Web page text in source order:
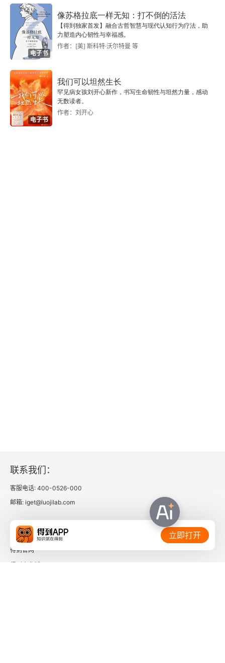
最喜欢脆皮
多比不爱吃东西
梦境仓库
Part 3 我和她
Part 4 世界尽头的风景
一生里的某一刻
房间
也说说旅行
主人。3. 真正的幸福并非一段延续的状态，而是若
干闪亮而轻盈的瞬间。它灿烂，宁静，出其不意，
无法复制并且转瞬即逝。幸福就是那么几个瞬间，
家人给留了一盏灯和一句饭在锅里。那个推开家门
感到被等待的瞬间，就是幸福。它不会持续整晚，
但那个瞬间的光足以照亮疲惫。某个午后，阳光正
电子书
像苏格拉底一样无知：打不倒的活法
【得到独家首发】融合古哲智慧与现代认知行为疗法，助
力塑造内心韧性与幸福感。
作者：[美] 斯科特·沃尔特曼 等
电子书
我们可以坦然生长
罕见病女孩刘开心新作，书写生命韧性与坦然力量，感动
无数读者。
作者：刘开心
联系我们：
客服电话: 400-0526-000
邮箱: iget@luojilab.com
相关链接：
得到官网
立即打开